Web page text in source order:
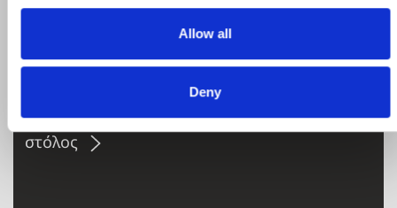
Allow all
Deny
STROMECO
Η εταιρεία, καταστήματα, μεταφορικός
στόλος